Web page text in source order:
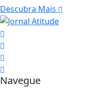
Descubra Mais
Navegue